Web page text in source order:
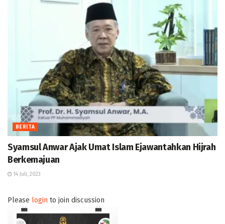
BERITA
Syamsul Anwar Ajak Umat Islam Ejawantahkan Hijrah
Berkemajuan
14 Juli, 2023
Please login to join discussion